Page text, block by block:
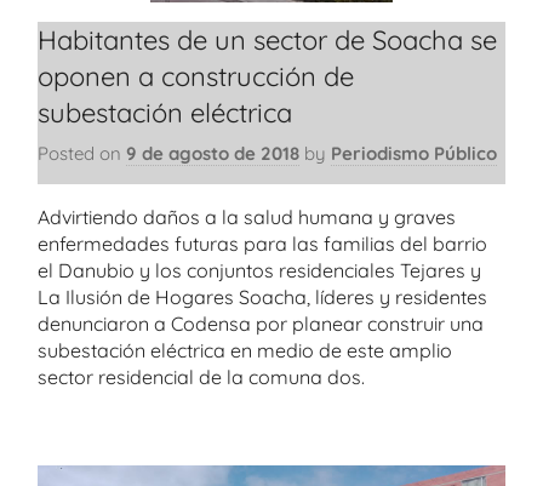
Habitantes de un sector de Soacha se
oponen a construcción de
subestación eléctrica
Posted on 9 de agosto de 2018 by Periodismo Público
Advirtiendo daños a la salud humana y graves
enfermedades futuras para las familias del barrio
el Danubio y los conjuntos residenciales Tejares y
La Ilusión de Hogares Soacha, líderes y residentes
denunciaron a Codensa por planear construir una
subestación eléctrica en medio de este amplio
sector residencial de la comuna dos.